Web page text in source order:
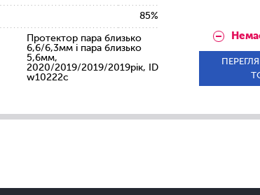
85%
Протектор пара близько
6,6/6,3мм і пара близько
5,6мм,
2020/2019/2019/2019рік, ID
w10222c